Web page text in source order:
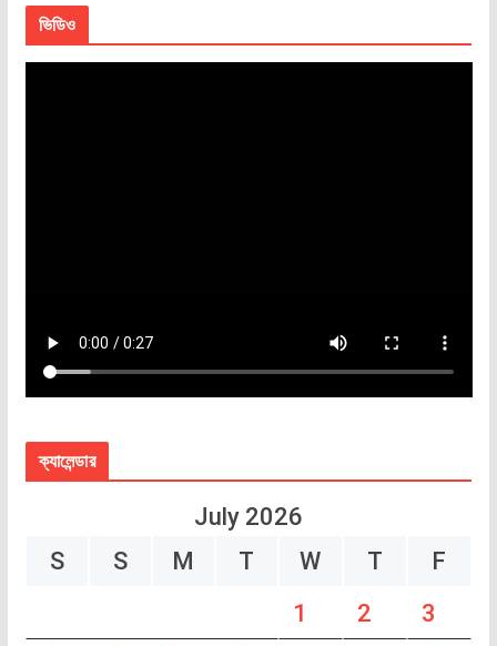
ভিডিও
ক্যালেন্ডার
July 2026
S
S M T W T
F
1
2
3